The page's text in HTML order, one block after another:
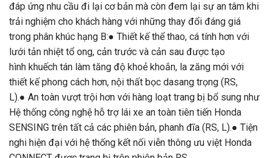
đáp ứng nhu cầu đi lại cơ bản mà còn đem lại sự an tâm khi
trải nghiệm cho khách hàng với những thay đổi đáng giá
trong phân khúc hạng B:● Thiết kế thể thao, cá tính hơn với
lưới tản nhiệt tổ ong, cản trước và cản sau được tạo
hình khuếch tán làm tăng độ khoẻ khoắn, la zăng mới với
thiết kế phong cách hơn, nội thất bọc dasang trọng (RS,
L).● An toàn vượt trội hơn với hàng loạt trang bị bổ sung như
Hệ thống công nghệ hỗ trợ lái xe an toàn tiên tiến Honda
SENSING trên tất cả các phiên bản, phanh đĩa (RS, L).● Tiện
nghi hiện đại với hệ thống kết nối viễn thông ưu việt Honda